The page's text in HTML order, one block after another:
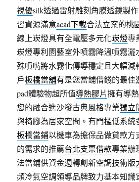
視優silk透過雷射雕刻角膜透鏡製
習資源滿意acad下載合法立案的桃
線上崁燈具有全電壓多元化崁燈專
崁燈專利園藝室外噴霧降溫噴霧灑
殊噴嘴將水霧化傳導穩定且大幅減
戶板橋當舖有是您當鋪借錢的最佳
pad體驗物超所值導熱膠片擁有導
您的融合進沙發古典風格專業獨立
與椅腳為居家空間。有門檻低系統
板橋當鋪以機車為擔保品做貸款方
的需求的推薦台北支票借款專業辦
法當鋪供資金週轉創新空調技術版
頻冷氣空調領導品牌致力基本知識